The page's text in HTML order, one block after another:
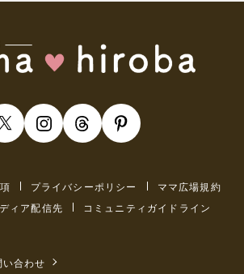
プライバシーポリシー
ママ広場規約
ィア配信先 コミュニティガイドライン
い合わせ